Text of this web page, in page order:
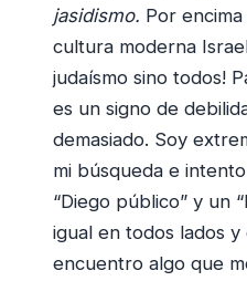
jasidismo. Por
cultura moderna
judaísmo sino todos!
es un signo de
demasiado. Soy
mi búsqueda e
“Diego público” y un
igual en todos lados y
encuentro algo que